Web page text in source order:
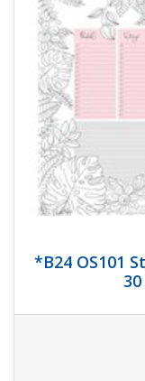
*B24 OS101